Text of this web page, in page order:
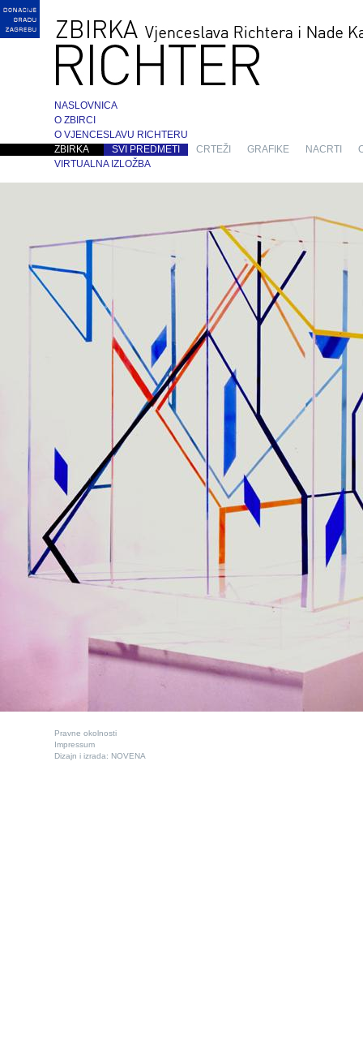
NASLOVNICA
O ZBIRCI
O VJENCESLAVU RICHTERU
ZBIRKA
SVI PREDMETI CRTEŽI GRAFIKE NACRTI
VIRTUALNA IZLOŽBA
Pravne okolnosti
Impressum
Dizajn i izrada: NOVENA